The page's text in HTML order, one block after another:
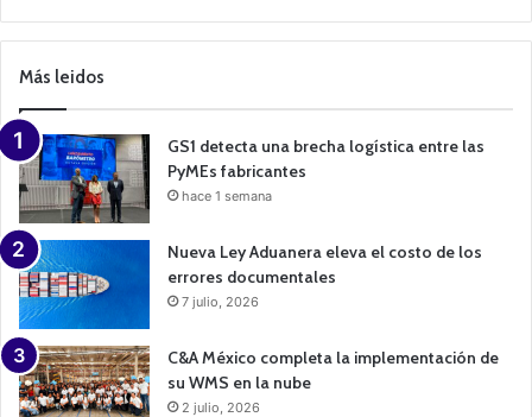
a
m
a
n
Más leidos
GS1 detecta una brecha logística entre las
PyMEs fabricantes
hace 1 semana
Nueva Ley Aduanera eleva el costo de los
errores documentales
7 julio, 2026
C&A México completa la implementación de
su WMS en la nube
2 julio, 2026